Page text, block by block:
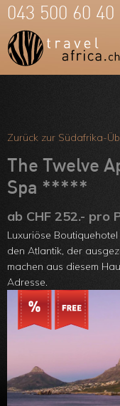
Team
Über uns
Feedbacks
Kontakt
ARVB
043 500 60 40
Zurück zur Südafrika-
The Twelve
Spa *****
ab CHF 252.- pro
Luxuriöse
den Atlantik, der
machen aus diesem
Adresse.